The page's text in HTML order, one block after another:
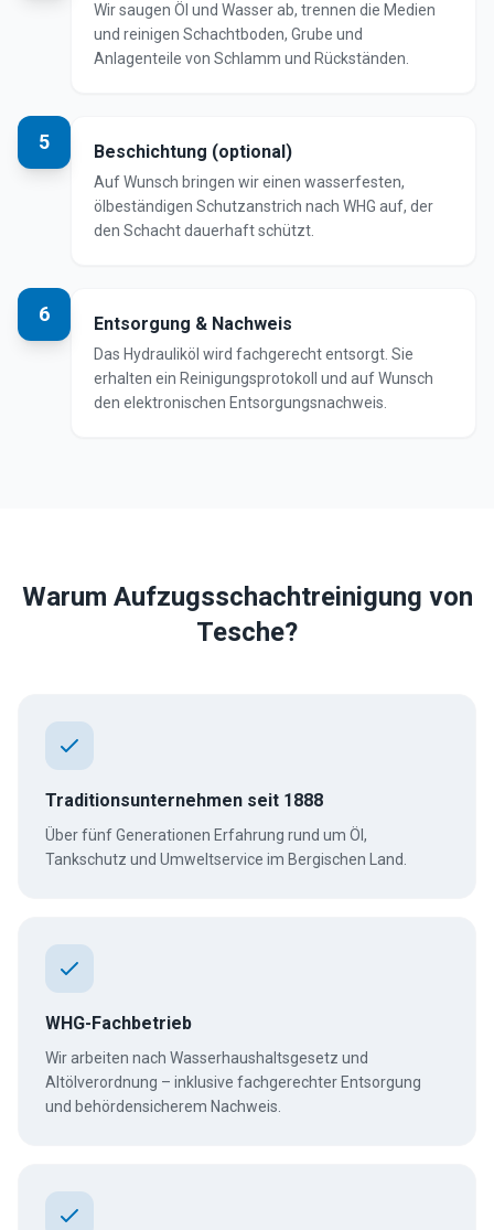
Wir saugen Öl und Wasser ab, trennen die Medien
und reinigen Schachtboden, Grube und
Anlagenteile von Schlamm und Rückständen.
5 Beschichtung (optional)
Auf Wunsch bringen wir einen wasserfesten,
ölbeständigen Schutzanstrich nach WHG auf, der
den Schacht dauerhaft schützt.
6 Entsorgung & Nachweis
Das Hydrauliköl wird fachgerecht entsorgt. Sie
erhalten ein Reinigungsprotokoll und auf Wunsch
den elektronischen Entsorgungsnachweis.
Warum Aufzugsschachtreinigung von
Tesche?
Traditionsunternehmen seit 1888
Über fünf Generationen Erfahrung rund um Öl,
Tankschutz und Umweltservice im Bergischen Land.
WHG-Fachbetrieb
Wir arbeiten nach Wasserhaushaltsgesetz und
Altölverordnung – inklusive fachgerechter Entsorgung
und behördensicherem Nachweis.